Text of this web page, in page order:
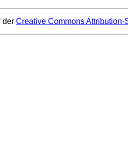
der Creative Commons